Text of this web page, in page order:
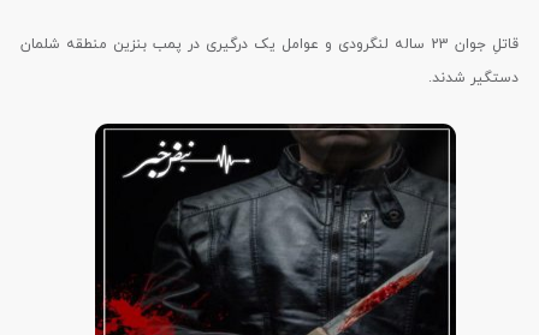
قاتلِ جوان 23 ساله لنگرودی و عوامل یک درگیری در پمب بنزین منطقه شلمان
دستگیر شدند.